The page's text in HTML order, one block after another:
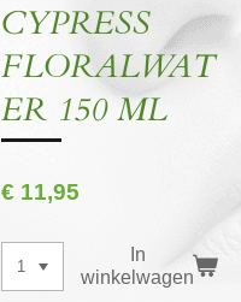
CYPRESS
FLORALWAT
ER 150 ML
€ 11,95
In
winkelwagen